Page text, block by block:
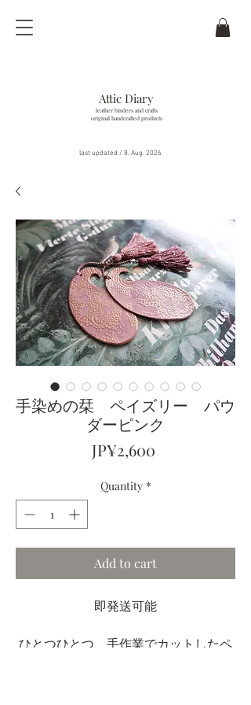
Attic Diary
leather binders and crafts
original handcrafted products
last updated / 8. Aug. 2026
手染めの栞 ペイズリー パウ
ダーピンク
JP¥2,600
Quantity *
Add to cart
即発送可能
ひとつひとつ、手作業でカットしたペ